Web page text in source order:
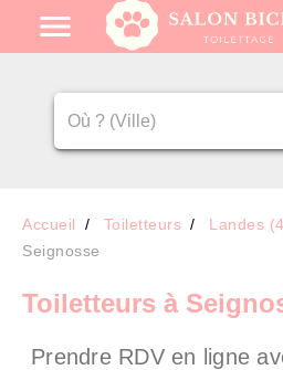
Accueil Toiletteurs Landes
Seignosse
Toiletteurs à
Prendre RDV en ligne